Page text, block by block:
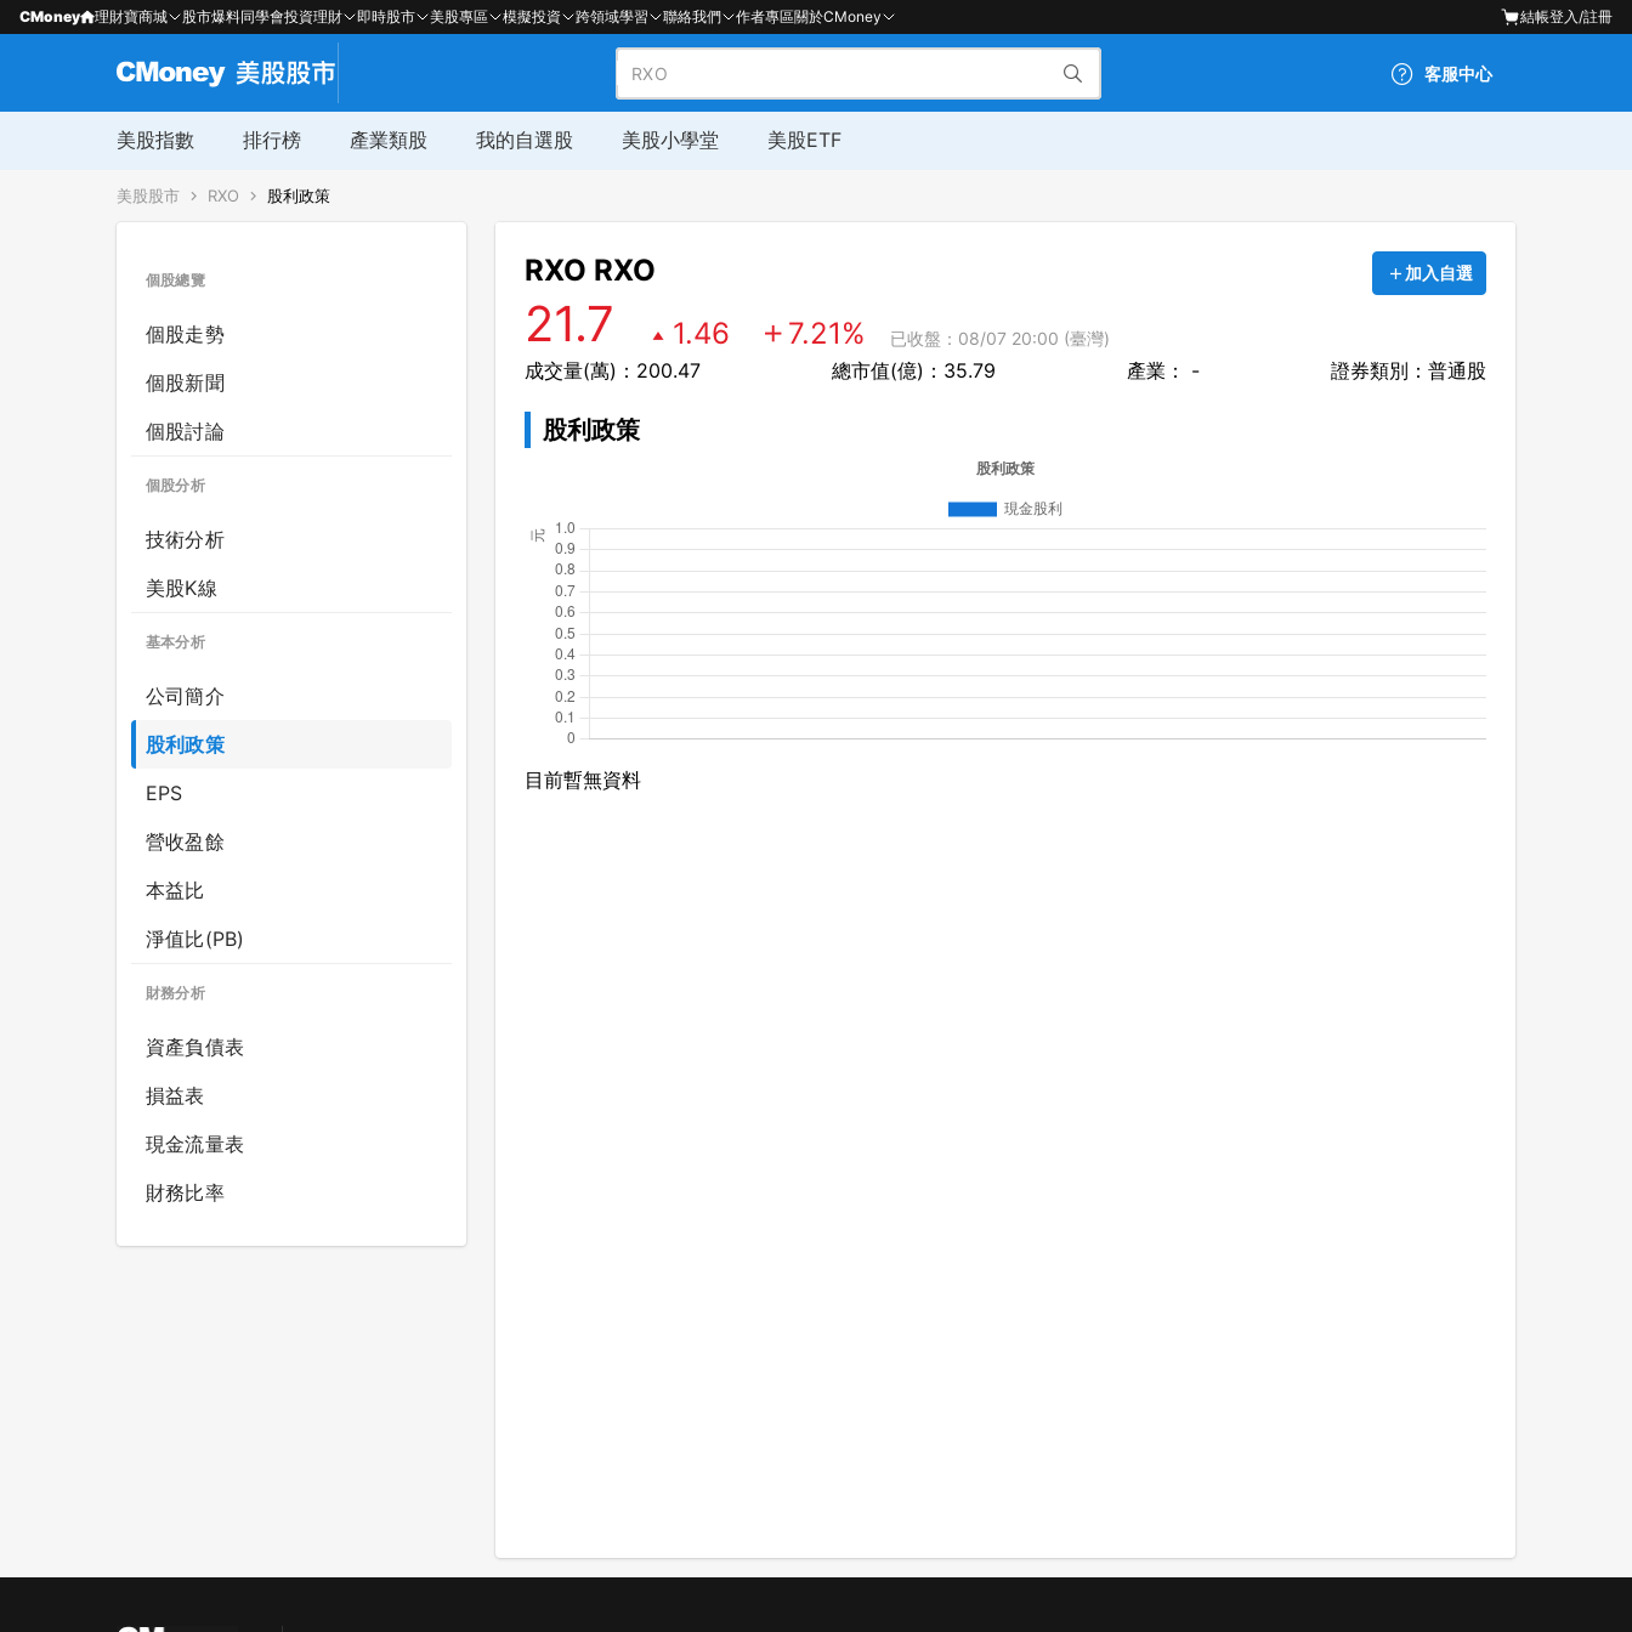
CMoney 理財寶商城 股市爆料同學會投資理財 即時股市 美股專區 模擬投資 跨領域學習 聯絡我們 作者專區關於CMoney 結帳登入/註冊
客服中心
美股指數 排行榜 產業類股 我的自選股 美股小學堂 美股ETF
美股股市 RXO 股利政策
個股總覽
個股走勢
個股新聞
個股討論
個股分析
技術分析
美股K線
基本分析
公司簡介
股利政策
EPS
營收盈餘
本益比
淨值比(PB)
財務分析
資產負債表
損益表
現金流量表
財務比率
RXO RXO 加入自選
21.7 1.46 7.21% 已收盤：08/07 20:00 (臺灣)
成交量(萬)：200.47 總市值(億)：35.79 產業： - 證券類別：普通股
股利政策
目前暫無資料